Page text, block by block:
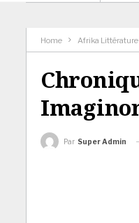
Home Afrika Littérature
Par Super Admin